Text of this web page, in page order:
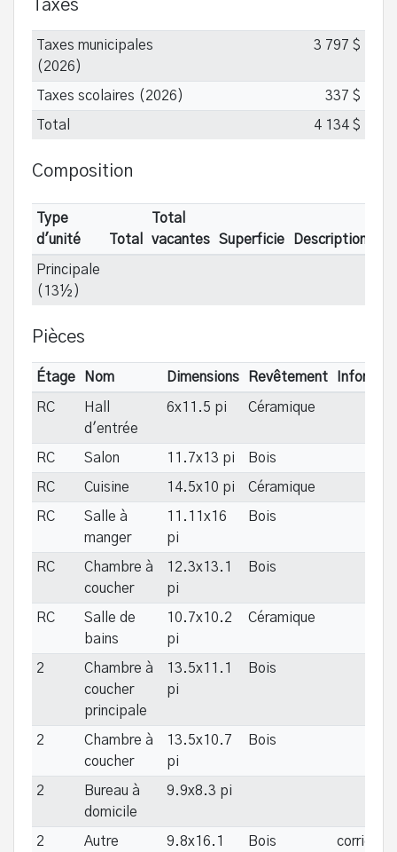
Taxes
Taxes municipales
(2026)
3 797 $
Taxes scolaires (2026) 337 $
Total 4 134 $
Composition
Type
d'unité
Total
Total
vacantes
Superficie Description
Principale
(13½)
Pièces
Étage Nom Dimensions Revêtement
RC
Hall
d'entrée
6x11.5 pi Céramique
RC Salon 11.7x13 pi Bois
RC Cuisine 14.5x10 pi Céramique
RC
Salle à
manger
11.11x16
pi
Bois
RC
Chambre à
coucher
12.3x13.1
pi
Bois
RC
Salle de
bains
10.7x10.2
pi
Céramique
2
Chambre à
coucher
principale
13.5x11.1
pi
Bois
2
Chambre à
coucher
13.5x10.7
pi
Bois
2
Bureau à
domicile
9.9x8.3 pi
2 Autre
9.8x16.1
Bois corridor